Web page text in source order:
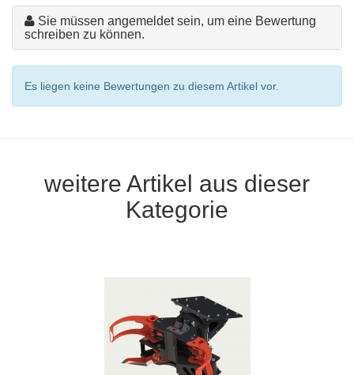
Sie müssen angemeldet sein, um eine Bewertung
schreiben zu können.
Es liegen keine Bewertungen zu diesem Artikel vor.
weitere Artikel aus dieser
Kategorie